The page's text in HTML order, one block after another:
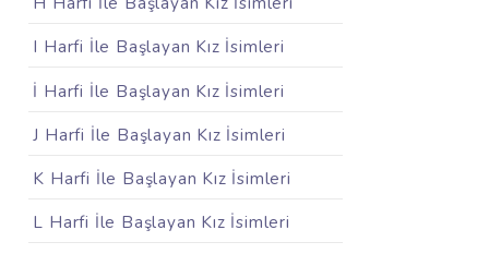
I Harfi İle Başlayan Kız İsimleri
İ Harfi İle Başlayan Kız İsimleri
J Harfi İle Başlayan Kız İsimleri
K Harfi İle Başlayan Kız İsimleri
L Harfi İle Başlayan Kız İsimleri